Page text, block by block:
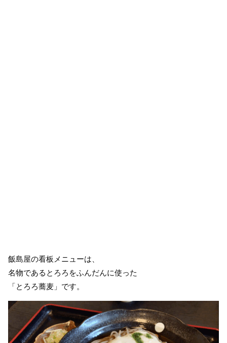
飯島屋の看板メニューは、
名物であるとろろをふんだんに使った
「とろろ蕎麦」です。